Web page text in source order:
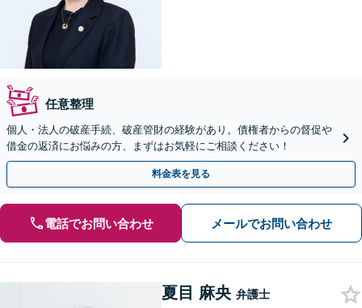
任意整理
個人・法人の破産手続、破産管財の経験があり。債権者からの督促や
借金の返済にお悩みの方、まずはお気軽にご相談ください！
料金表を見る
電話でお問い合わせ メールでお問い合わせ
夏目 麻央 弁護士